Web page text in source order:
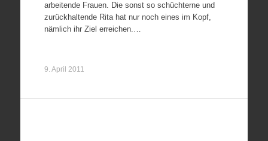
arbeitende Frauen. Die sonst so schüchterne und
zurückhaltende Rita hat nur noch eines im Kopf,
nämlich ihr Ziel erreichen.…
9. April 2011